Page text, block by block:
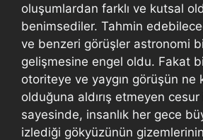
oluşumlardan farklı ve kutsal
benimsediler. Tahmin
ve benzeri görüşler astronomi
gelişmesine engel oldu. Fakat
otoriteye ve yaygın görüşün ne
olduğuna aldırış etmeyen
sayesinde, insanlık her gece
izlediği gökyüzünün gizemlerinin